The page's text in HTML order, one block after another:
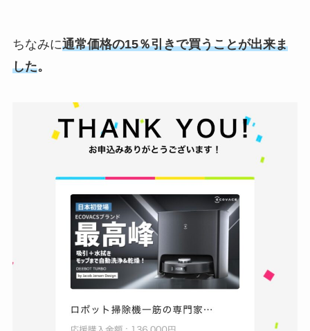
ちなみに通常価格の15％引きで買うことが出来ま
した。